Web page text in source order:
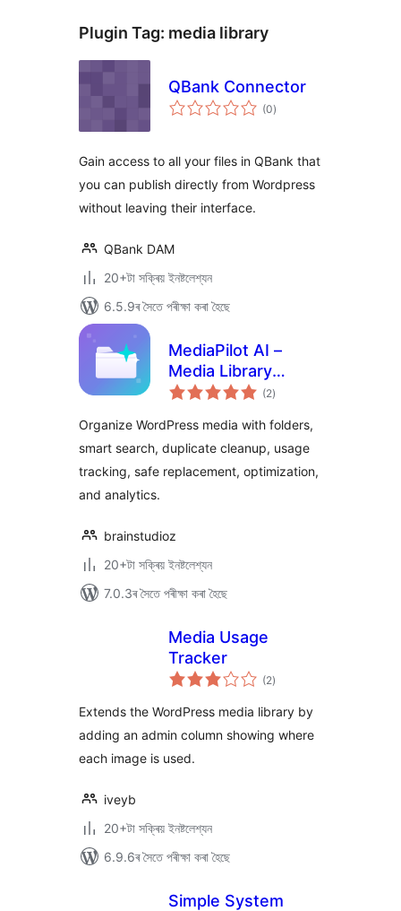
Plugin Tag: media library
QBank Connector
(0টা
মুঠ)
Gain access to all your files in QBank that
you can publish directly from Wordpress
without leaving their interface.
QBank DAM
20+টা সক্ৰিয় ইনষ্টলেশ্যন
6.5.9ৰ সৈতে পৰীক্ষা কৰা হৈছে
MediaPilot AI –
Media Library
Folders
(2টা
মুঠ)
Organize WordPress media with folders,
smart search, duplicate cleanup, usage
tracking, safe replacement, optimization,
and analytics.
brainstudioz
20+টা সক্ৰিয় ইনষ্টলেশ্যন
7.0.3ৰ সৈতে পৰীক্ষা কৰা হৈছে
Media Usage
Tracker
(2টা
মুঠ)
Extends the WordPress media library by
adding an admin column showing where
each image is used.
iveyb
20+টা সক্ৰিয় ইনষ্টলেশ্যন
6.9.6ৰ সৈতে পৰীক্ষা কৰা হৈছে
Simple System